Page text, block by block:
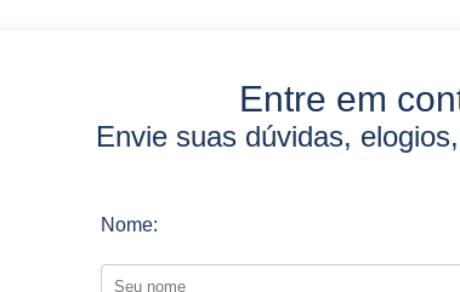
Entre em
Envie suas dúvidas,
Nome: